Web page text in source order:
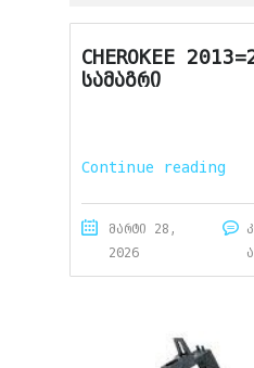
CHEROKEE
სამაგრი
Continue reading
მარტი 28,
2026